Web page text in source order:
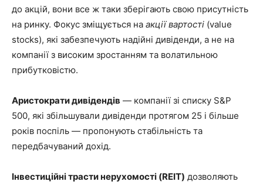
до акцій, вони все ж таки зберігають свою присутність
на ринку. Фокус зміщується на акції вартості (value
stocks), які забезпечують надійні дивіденди, а не на
компанії з високим зростанням та волатильною
прибутковістю.
Аристократи дивідендів — компанії зі списку S&P
500, які збільшували дивіденди протягом 25 і більше
років поспіль — пропонують стабільність та
передбачуваний дохід.
Інвестиційні трасти нерухомості (REIT) дозволяють